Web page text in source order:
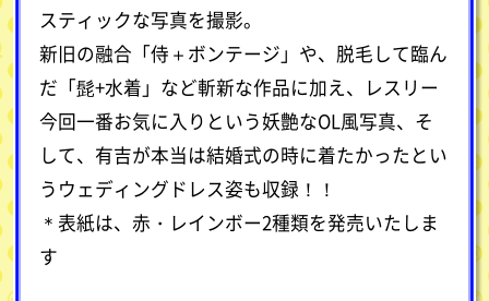
スティックな写真を撮影。
新旧の融合「侍＋ボンテージ」や、脱毛して臨ん
だ「髭+水着」など斬新な作品に加え、レスリー
今回一番お気に入りという妖艶なOL風写真、そ
して、有吉が本当は結婚式の時に着たかったとい
うウェディングドレス姿も収録！！
＊表紙は、赤・レインボー2種類を発売いたしま
す